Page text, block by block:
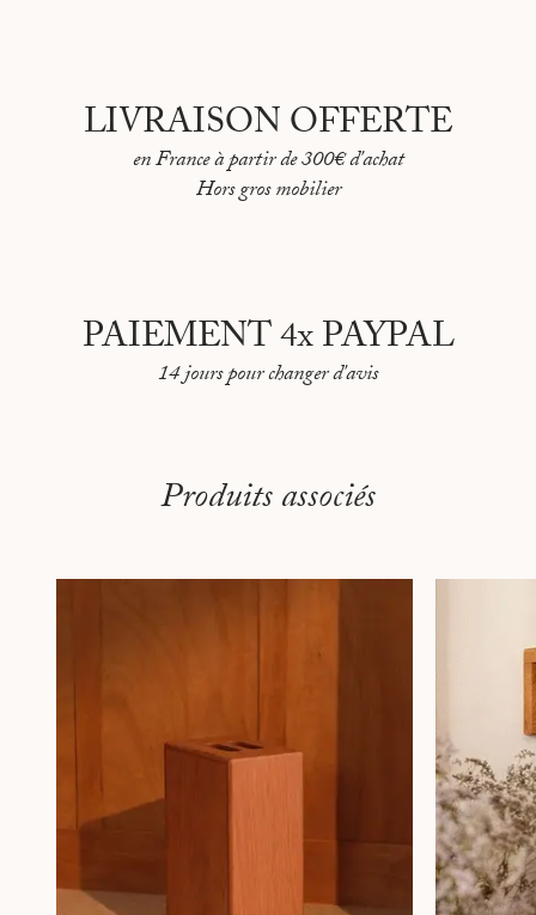
LIVRAISON OFFERTE
en France à partir de 300€ d'achat
Hors gros mobilier
PAIEMENT 4x PAYPAL
14 jours pour changer d'avis
Produits associés